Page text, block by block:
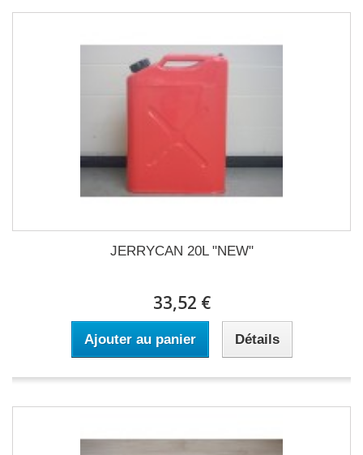
JERRYCAN 20L "NEW"
33,52 €
Ajouter au panier Détails